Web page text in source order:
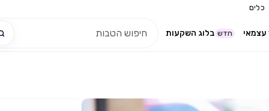
כלים
בלוג השקעות חדש